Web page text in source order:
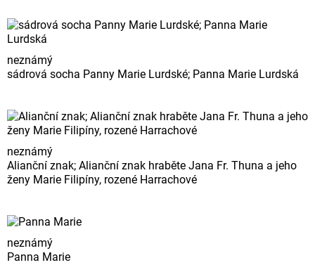
neznámý
sádrová socha Panny Marie Lurdské; Panna Marie Lurdská
neznámý
Alianční znak; Alianční znak hraběte Jana Fr. Thuna a jeho
ženy Marie Filipíny, rozené Harrachové
neznámý
Panna Marie